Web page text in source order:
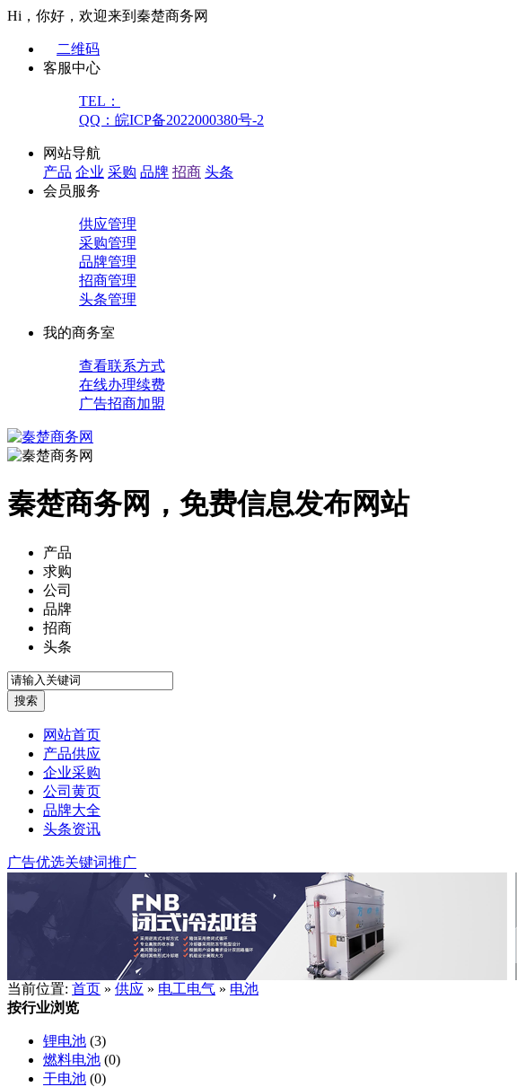
Hi，你好，欢迎来到秦楚商务网
二维码
客服中心
TEL：
QQ：皖ICP备2022000380号-2
网站导航
产品 企业 采购 品牌 招商 头条
会员服务
供应管理
采购管理
品牌管理
招商管理
头条管理
我的商务室
查看联系方式
在线办理续费
广告招商加盟
秦楚商务网，免费信息发布网站
产品
求购
公司
品牌
招商
头条
网站首页
产品供应
企业采购
公司黄页
品牌大全
头条资讯
广告优选关键词推广
当前位置: 首页 » 供应 » 电工电气 » 电池
按行业浏览
锂电池 (3)
燃料电池 (0)
干电池 (0)